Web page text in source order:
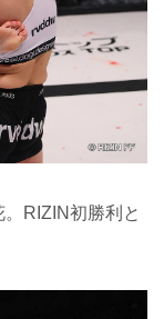
RIZIN初勝利と